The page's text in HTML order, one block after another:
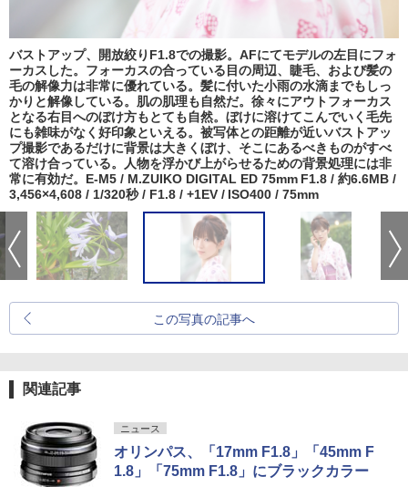
バストアップ、開放絞りF1.8での撮影。AFにてモデルの左目にフォ
ーカスした。フォーカスの合っている目の周辺、睫毛、および髪の
毛の解像力は非常に優れている。髪に付いた小雨の水滴までもしっ
かりと解像している。肌の肌理も自然だ。徐々にアウトフォーカス
となる右目へのぼけ方もとても自然。ぼけに溶けてこんでいく毛先
にも雑味がなく好印象といえる。被写体との距離が近いバストアッ
プ撮影であるだけに背景は大きくぼけ、そこにあるべきものがすべ
て溶け合っている。人物を浮かび上がらせるための背景処理には非
常に有効だ。E-M5 / M.ZUIKO DIGITAL ED 75mm F1.8 / 約6.6MB /
3,456×4,608 / 1/320秒 / F1.8 / +1EV / ISO400 / 75mm
この写真の記事へ
関連記事
ニュース
オリンパス、「17mm F1.8」「45mm F
1.8」「75mm F1.8」にブラックカラー